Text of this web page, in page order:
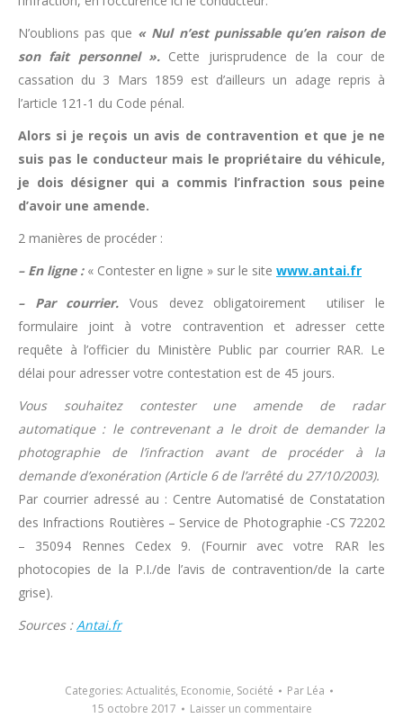
N’oublions pas que « Nul n’est punissable qu’en raison de
son fait personnel ». Cette jurisprudence de la cour de
cassation du 3 Mars 1859 est d’ailleurs un adage repris à
l’article 121-1 du Code pénal.
Alors si je reçois un avis de contravention et que je ne
suis pas le conducteur mais le propriétaire du véhicule,
je dois désigner qui a commis l’infraction sous peine
d’avoir une amende.
2 manières de procéder :
– En ligne :« Contester en ligne » sur le site www.antai.fr
– Par courrier. Vous devez obligatoirement utiliser le
formulaire joint à votre contravention et adresser cette
requête à l’officier du Ministère Public par courrier RAR. Le
délai pour adresser votre contestation est de 45 jours.
Vous souhaitez contester une amende de radar
automatique : le contrevenant a le droit de demander la
photographie de l’infraction avant de procéder à la
demande d’exonération (Article 6 de l’arrêté du 27/10/2003).
Par courrier adressé au : Centre Automatisé de Constatation
des Infractions Routières – Service de Photographie -CS 72202
– 35094 Rennes Cedex 9. (Fournir avec votre RAR les
photocopies de la P.I./de l’avis de contravention/de la carte
grise).
Sources :Antai.fr
Categories: Actualités, Economie, Société Par Léa
15 octobre 2017
Laisser un commentaire